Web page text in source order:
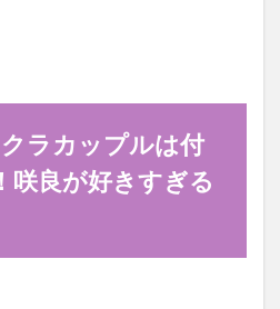
ラカップルは付
咲良が好きすぎる